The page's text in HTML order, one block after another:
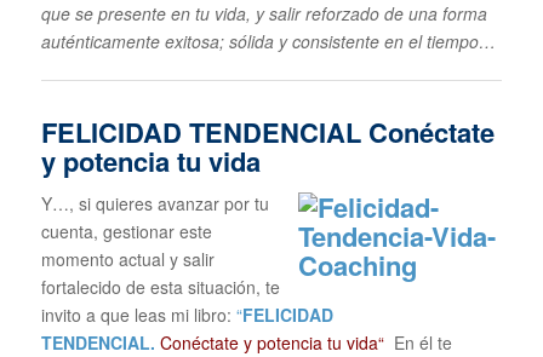
que se presente en tu vida, y salir reforzado de una forma
auténticamente exitosa; sólida y consistente en el tiempo…
FELICIDAD TENDENCIAL Conéctate
y potencia tu vida
Y…, si quieres avanzar por tu
cuenta, gestionar este
momento actual y salir
fortalecido de esta situación, te
invito a que leas mi libro: “FELICIDAD
TENDENCIAL. Conéctate y potencia tu vida“ En él te